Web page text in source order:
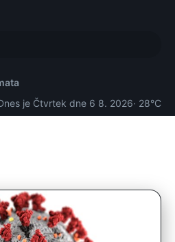
je Čtvrtek dne 6 8. 2026· 28°C